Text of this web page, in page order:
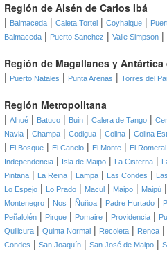
Región de Aisén de Carlos Ibá
| Balmaceda | Caleta Tortel | Coyhaique |
Balmaceda | Puerto Sanchez | Valle Simpson |
Región de Magallanes y Antártica
| Puerto Natales | Punta Arenas | Torres del
Región Metropolitana
| Alhué | Batuco | Buin | Calera de Tango |
Navia | Champa | Codigua | Colina | Colina
| El Bosque | El Canelo | El Monte | El Romeral
Independencia | Isla de Maipo | La Cisterna |
Pintana | La Reina | Lampa | Las Condes |
Lo Espejo | Lo Prado | Macul | Maipo | Maipú |
Montenegro | Nos | Ñuñoa | Padre Hurtado |
Peñalolén | Pirque | Pomaire | Providencia |
Quilicura | Quinta Normal | Recoleta | Renca |
Condes | San Joaquín | San José de Maipo |